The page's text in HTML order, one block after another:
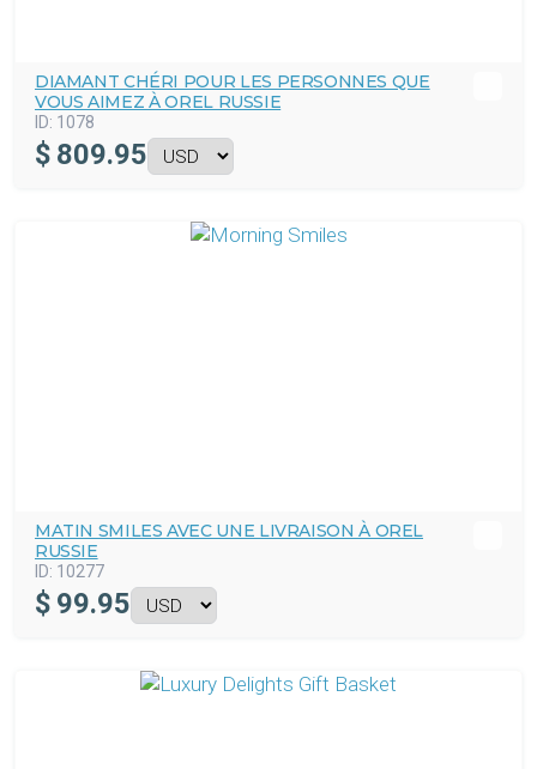
DIAMANT CHÉRI POUR LES PERSONNES QUE
VOUS AIMEZ À OREL RUSSIE
ID: 1078
$ 809.95
MATIN SMILES AVEC UNE LIVRAISON À OREL
RUSSIE
ID: 10277
$ 99.95